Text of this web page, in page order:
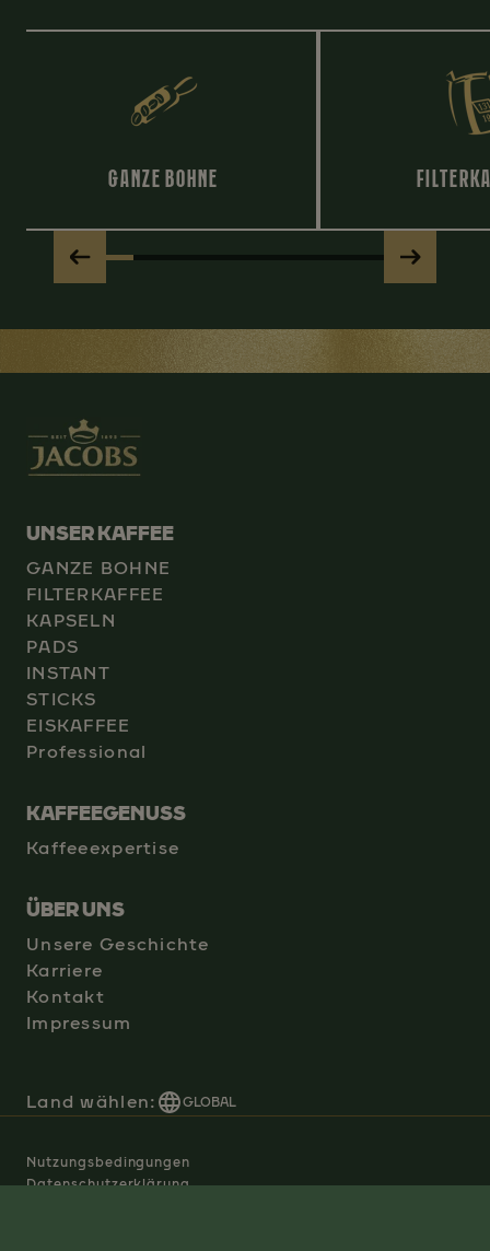
GANZE BOHNE
UNSER KAFFEE
GANZE BOHNE
FILTERKAFFEE
KAPSELN
PADS
INSTANT
STICKS
EISKAFFEE
Professional
KAFFEEGENUSS
Kaffeeexpertise
ÜBER UNS
Unsere Geschichte
Karriere
Kontakt
Impressum
Land wählen: GLOBAL
Nutzungsbedingungen
Datenschutzerklärung